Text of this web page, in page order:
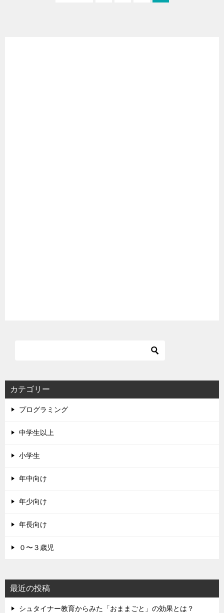
カテゴリー
プログラミング
中学生以上
小学生
年中向け
年少向け
年長向け
０〜３歳児
最近の投稿
シュタイナー教育からみた「おままごと」の効果とは？